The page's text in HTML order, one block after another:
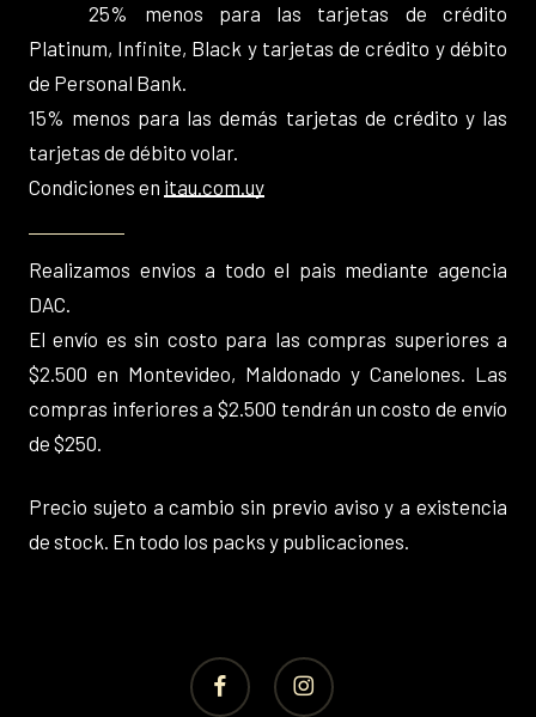
25% menos para las tarjetas de crédito
Platinum, Infinite, Black y tarjetas de crédito y débito
de Personal Bank.
15% menos para las demás tarjetas de crédito y las
tarjetas de débito volar.
Condiciones en itau.com.uy
Realizamos envios a todo el pais mediante agencia
DAC.
El envío es sin costo para las compras superiores a
$2.500 en Montevideo, Maldonado y Canelones. Las
compras inferiores a $2.500 tendrán un costo de envío
de $250.
Precio sujeto a cambio sin previo aviso y a existencia
de stock. En todo los packs y publicaciones.
facebook instagram